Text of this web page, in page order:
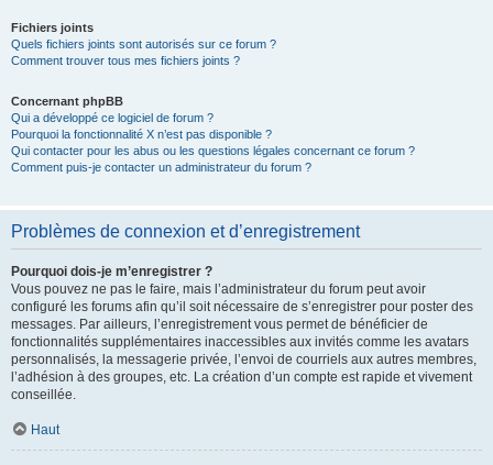
Fichiers joints
Quels fichiers joints sont autorisés sur ce forum ?
Comment trouver tous mes fichiers joints ?
Concernant phpBB
Qui a développé ce logiciel de forum ?
Pourquoi la fonctionnalité X n’est pas disponible ?
Qui contacter pour les abus ou les questions légales concernant ce forum ?
Comment puis-je contacter un administrateur du forum ?
Problèmes de connexion et d’enregistrement
Pourquoi dois-je m’enregistrer ?
Vous pouvez ne pas le faire, mais l’administrateur du forum peut avoir
configuré les forums afin qu’il soit nécessaire de s’enregistrer pour poster des
messages. Par ailleurs, l’enregistrement vous permet de bénéficier de
fonctionnalités supplémentaires inaccessibles aux invités comme les avatars
personnalisés, la messagerie privée, l’envoi de courriels aux autres membres,
l’adhésion à des groupes, etc. La création d’un compte est rapide et vivement
conseillée.
Haut